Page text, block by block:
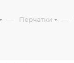
— Перчатки —